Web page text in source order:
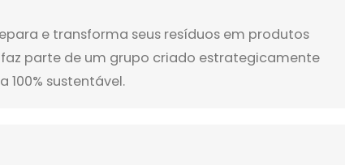
e transforma seus resíduos em produtos
parte de um grupo criado estrategicamente
sustentável.